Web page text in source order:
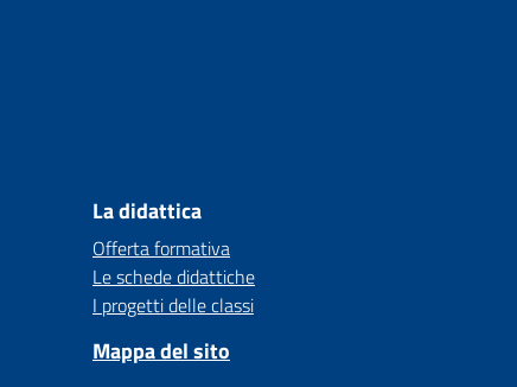
La didattica
Offerta formativa
Le schede didattiche
I progetti delle classi
Mappa del sito